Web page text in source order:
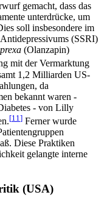
gemacht, dass das
unterdrücke, um
soll insbesondere im
(SSRI)
(Olanzapin)
mit der Vermarktung
1,2 Milliarden US-
da
bekannt waren -
- von Lilly
[11 ] Ferner wurde
Diese Praktiken
gelangte interne
(USA)